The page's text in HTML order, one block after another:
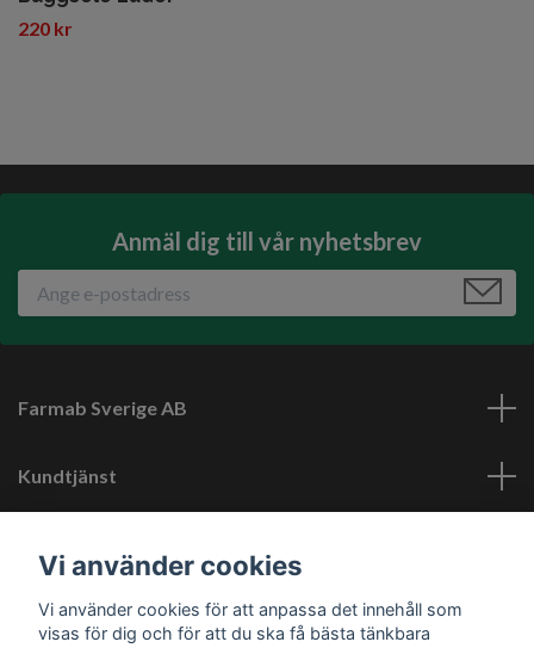
220 kr
Anmäl dig till vår nyhetsbrev
Farmab Sverige AB
Kundtjänst
Sociala medier
Vi använder cookies
Vi använder cookies för att anpassa det innehåll som
visas för dig och för att du ska få bästa tänkbara